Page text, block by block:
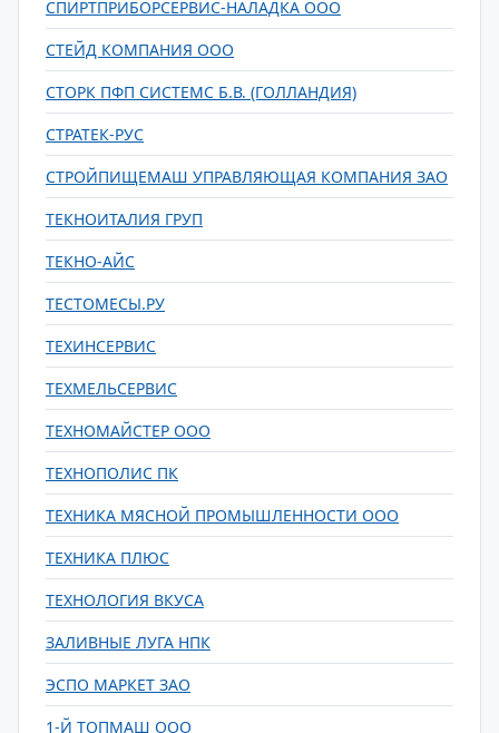
СПИРТПРИБОРСЕРВИС-НАЛАДКА ООО
СТЕЙД КОМПАНИЯ ООО
СТОРК ПФП СИСТЕМС Б.В. (ГОЛЛАНДИЯ)
СТРАТЕК-РУС
СТРОЙПИЩЕМАШ УПРАВЛЯЮЩАЯ КОМПАНИЯ ЗАО
ТЕКНОИТАЛИЯ ГРУП
ТЕКНО-АЙС
ТЕСТОМЕСЫ.РУ
ТЕХИНСЕРВИС
ТЕХМЕЛЬСЕРВИС
ТЕХНОМАЙСТЕР ООО
ТЕХНОПОЛИС ПК
ТЕХНИКА МЯСНОЙ ПРОМЫШЛЕННОСТИ ООО
ТЕХНИКА ПЛЮС
ТЕХНОЛОГИЯ ВКУСА
ЗАЛИВНЫЕ ЛУГА НПК
ЭСПО МАРКЕТ ЗАО
1-Й ТОПМАШ ООО